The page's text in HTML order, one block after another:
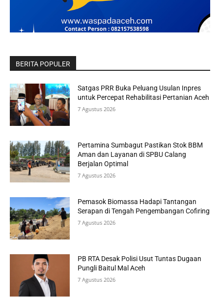
BERITA POPULER
Satgas PRR Buka Peluang Usulan Inpres
untuk Percepat Rehabilitasi Pertanian Aceh
7 Agustus 2026
Pertamina Sumbagut Pastikan Stok BBM
Aman dan Layanan di SPBU Calang
Berjalan Optimal
7 Agustus 2026
Pemasok Biomassa Hadapi Tantangan
Serapan di Tengah Pengembangan Cofiring
7 Agustus 2026
PB RTA Desak Polisi Usut Tuntas Dugaan
Pungli Baitul Mal Aceh
7 Agustus 2026